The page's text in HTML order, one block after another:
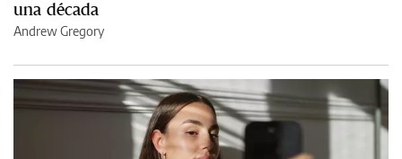
una década
Andrew Gregory